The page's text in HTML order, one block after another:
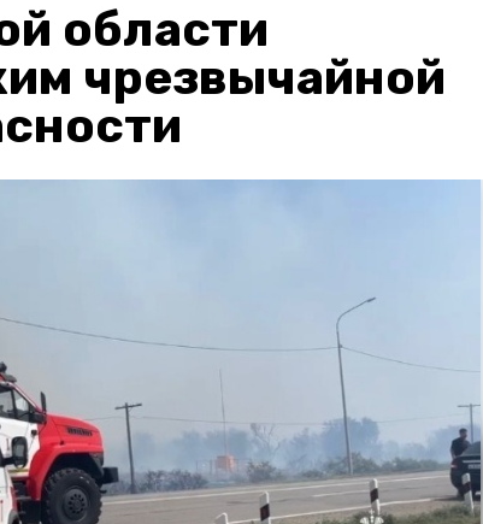
области
чрезвычайной